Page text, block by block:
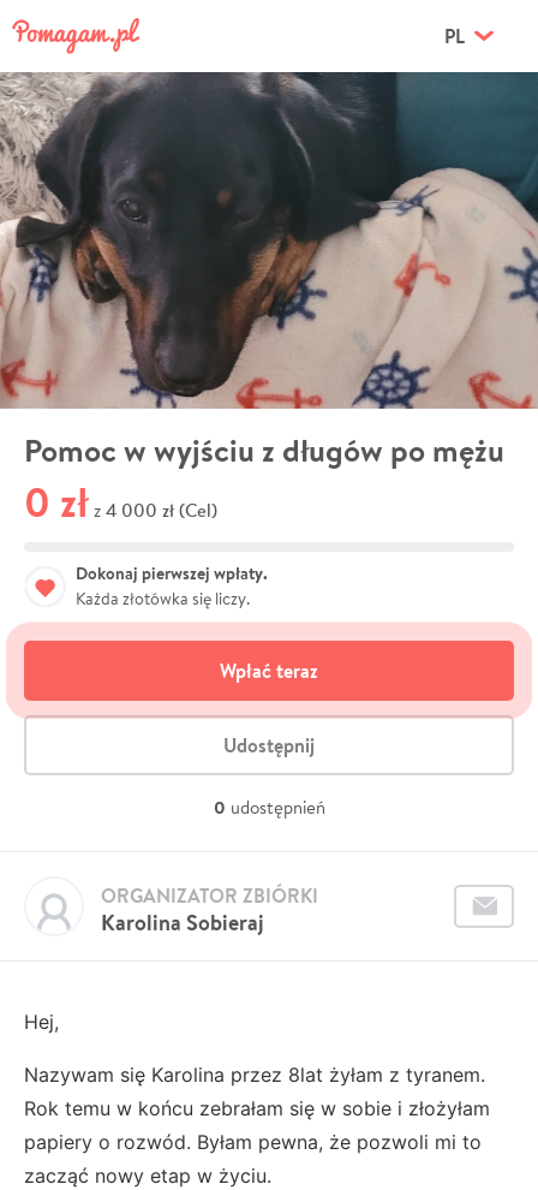
PL
Pomoc w wyjściu z długów po mężu
0 zł z 4 000 zł (Cel)
Dokonaj pierwszej wpłaty.
Każda złotówka się liczy.
Wpłać teraz
Udostępnij
0 udostępnień
Karolina Sobieraj
ORGANIZATOR ZBIÓRKI
Hej,
Nazywam się Karolina przez 8lat żyłam z tyranem.
Rok temu w końcu zebrałam się w sobie i złożyłam
papiery o rozwód. Byłam pewna, że pozwoli mi to
zacząć nowy etap w życiu.